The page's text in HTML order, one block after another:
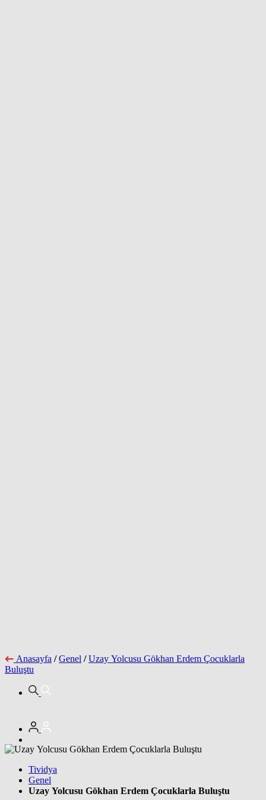
Anasayfa / Genel / Uzay Yolcusu Gökhan Erdem Çocuklarla
Buluştu
Tividya
Genel
Uzay Yolcusu Gökhan Erdem Çocuklarla Buluştu